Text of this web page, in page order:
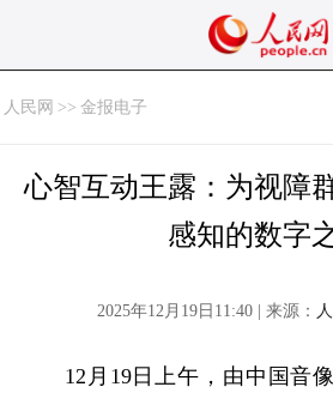
人民网 >> 金报电子
心智互动王露：为视障
感知的数字
2025年12月19日11:40 | 来源：
12月19日上午，由中国音